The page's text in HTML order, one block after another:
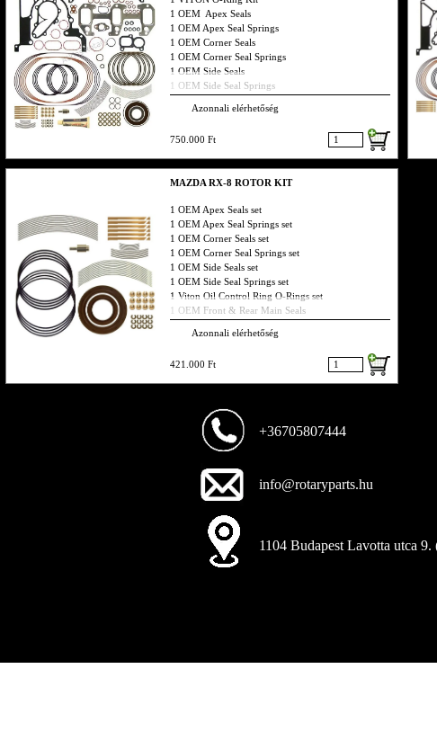
1 OEM Apex Seals
1 OEM Apex Seal Springs
1 OEM Corner Seals
1 OEM Corner Seal Springs
1 OEM Side Seals
1 OEM Side Seal Springs
1 OEM Front & Rear Main Seals
Ha valamit nem találsz hívj bátran vagy küldj emailt,
smst s visszahívlak
Azonnali elérhetőség
750.000 Ft
MAZDA RX-8 ROTOR KIT
1 OEM Apex Seals set
1 OEM Apex Seal Springs set
1 OEM Corner Seals set
1 OEM Corner Seal Springs set
1 OEM Side Seals set
1 OEM Side Seal Springs set
1 Viton Oil Control Ring O-Rings set
1 OEM Front & Rear Main Seals
Ha valamit nem találsz hívj bátran vagy küldj emailt,
smst s visszahívlak
Azonnali elérhetőség
421.000 Ft
+36705807444
info@rotaryparts.hu
1104 Budapest Lavotta utca 9.